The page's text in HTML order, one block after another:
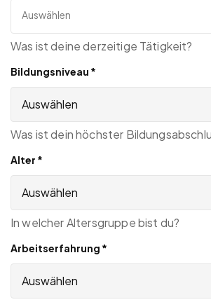
Was ist deine derzeitige Tätigkeit?
Bildungsniveau *
Auswählen
Was ist dein höchster
Alter *
Auswählen
In welcher Altersgruppe bist du?
Arbeitserfahrung *
Auswählen